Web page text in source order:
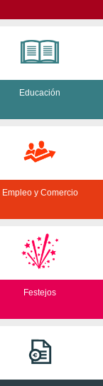
Educación
Empleo y Comercio
Festejos